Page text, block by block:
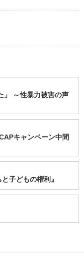
」 ～性暴力被害の声
キャンペーン中間
子どもの権利』